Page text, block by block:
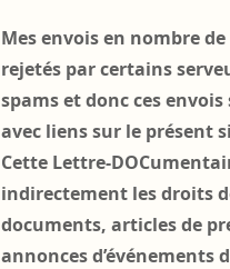
Mes envois en nombre de
rejetés par certains
spams et donc ces
avec liens sur le présent
Cette Lettre-
indirectement les droits
documents, articles de
annonces